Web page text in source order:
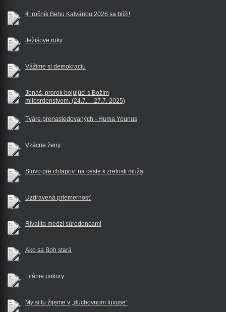
4. ročník Behu Kalváriou 2026 sa blíži!
Ježišove ruky
Vážime si demokraciu
Jonáš, prorok bojujúci s Božím
milosrdenstvom. (24.7. – 27.7. 2025)
Tváre prenasledovaných - Huma Younus
Vzácne ženy
Slovo pre chlapov: na ceste k zrelosti muža
Uzdravená priemernosť
Rivalita medzi súrodencami
Ako sa Boh stará
Litánie pokory
My si tu žijeme v „duchovnom luxuse“